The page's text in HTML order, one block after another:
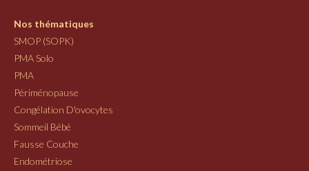
Nos thématiques
SMOP (SOPK)
PMA Solo
PMA
Périménopause
Congélation D'ovocytes
Sommeil Bébé
Fausse Couche
Endométriose